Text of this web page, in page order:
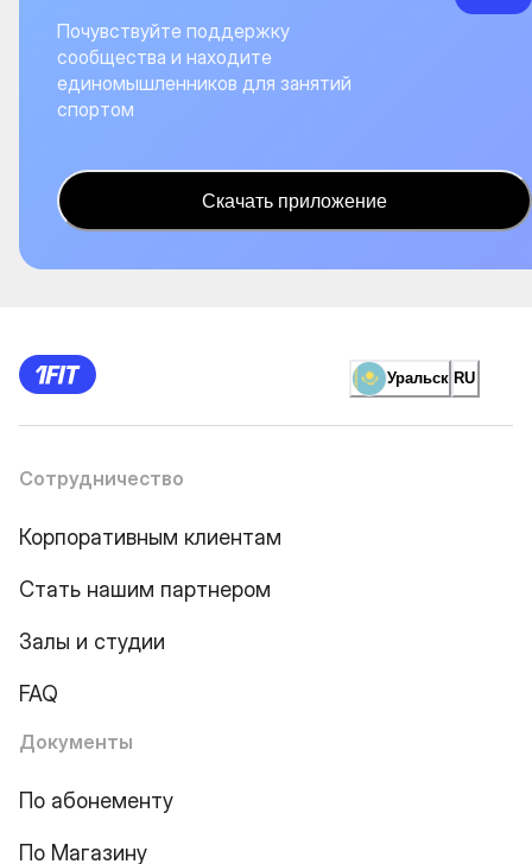
Почувствуйте поддержку
сообщества и находите
единомышленников для занятий
спортом
Скачать приложение
Уральск RU
Сотрудничество
Корпоративным клиентам
Стать нашим партнером
Залы и студии
FAQ
Документы
По абонементу
По Магазину